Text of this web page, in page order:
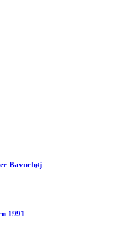
Bavnehøj
1991